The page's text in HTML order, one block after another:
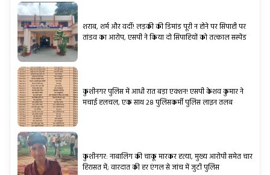
शराब, शर्म और वर्दी! लड़की की डिमांड पूरी न होने पर सिपाही पर
तांडव का आरोप, एसपी ने किया दो सिपाहियों को तत्काल सस्पेंड
कुशीनगर पुलिस में आधी रात बड़ा एक्शन! एसपी केशव कुमार ने
मचाई हलचल, एक साथ 28 पुलिसकर्मी पुलिस लाइन तलब
कुशीनगर: नाबालिग की चाकू मारकर हत्या, मुख्य आरोपी समेत चार
हिरासत में; वारदात की हर एंगल से जांच में जुटी पुलिस